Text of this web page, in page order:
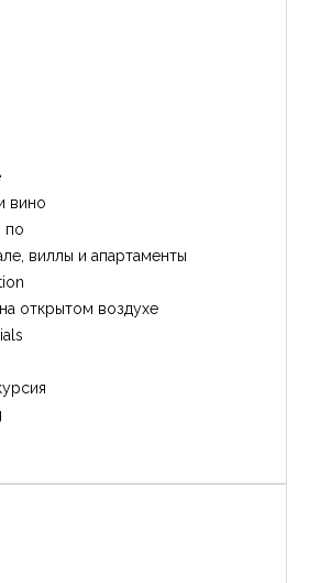
вино
по
виллы и апартаменты
открытом воздухе